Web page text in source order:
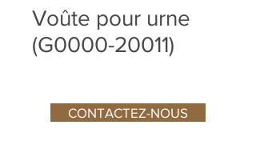
Voûte pour urne
(G0000-20011)
CONTACTEZ-NOUS